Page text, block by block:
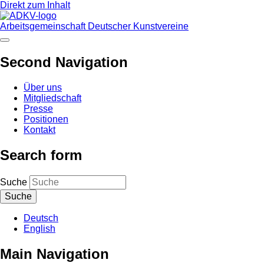
Direkt zum Inhalt
Arbeitsgemeinschaft Deutscher Kunstvereine
Second Navigation
Über uns
Mitgliedschaft
Presse
Positionen
Kontakt
Search form
Suche
Deutsch
English
Main Navigation